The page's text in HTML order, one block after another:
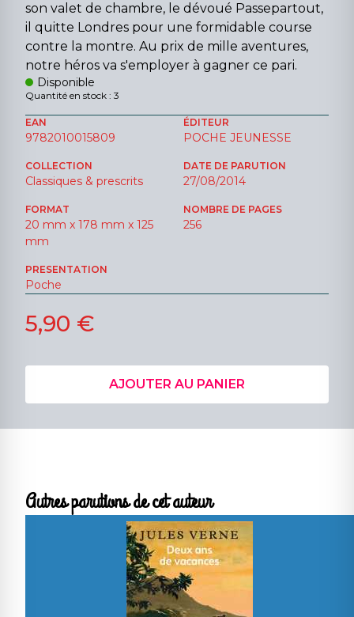
son valet de chambre, le dévoué Passepartout,
il quitte Londres pour une formidable course
contre la montre. Au prix de mille aventures,
notre héros va s'employer à gagner ce pari.
Disponible
Quantité en stock : 3
EAN
9782010015809
ÉDITEUR
POCHE JEUNESSE
COLLECTION
Classiques & prescrits
DATE DE PARUTION
27/08/2014
FORMAT
20 mm x 178 mm x 125
mm
NOMBRE DE PAGES
256
PRESENTATION
Poche
5,90 €
AJOUTER AU PANIER
Autres parutions de cet auteur